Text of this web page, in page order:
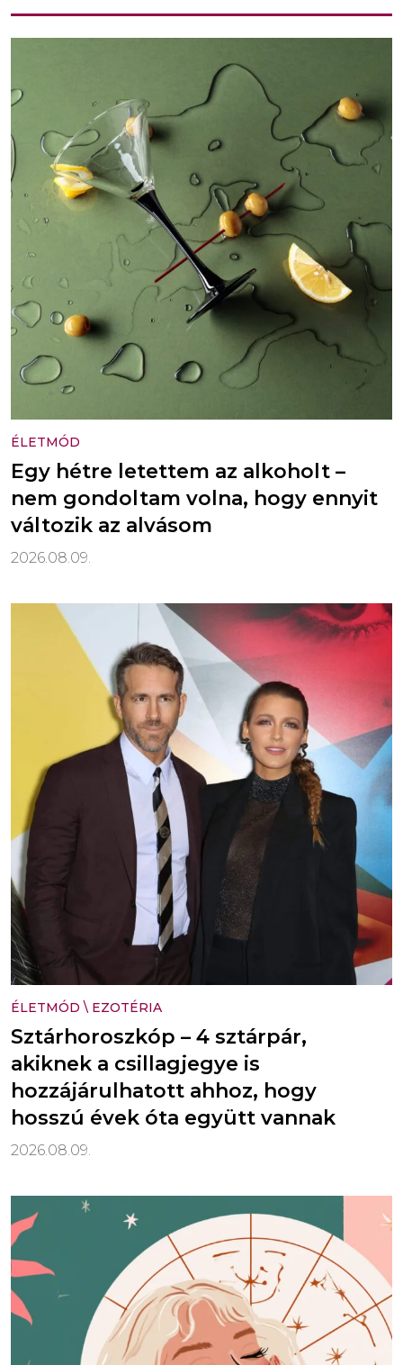
ÉLETMÓD
Egy hétre letettem az alkoholt –
nem gondoltam volna, hogy ennyit
változik az alvásom
2026.08.09.
ÉLETMÓD \ EZOTÉRIA
Sztárhoroszkóp – 4 sztárpár,
akiknek a csillagjegye is
hozzájárulhatott ahhoz, hogy
hosszú évek óta együtt vannak
2026.08.09.